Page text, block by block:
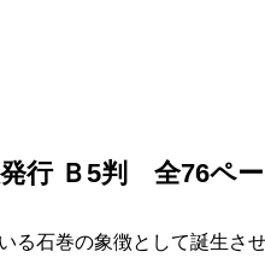
行 Ｂ5判 全76ペ
る石巻の象徴として誕生さ